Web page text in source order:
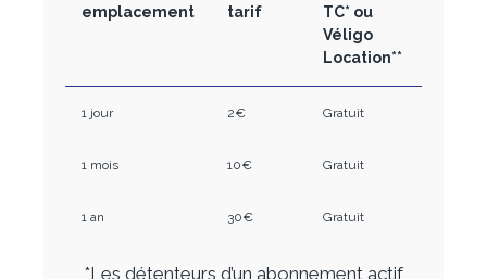
emplacement
tarif
TC* ou
Véligo
Location**
1 jour 2€ Gratuit
1 mois 10€ Gratuit
1 an 30€ Gratuit
*Les détenteurs d’un abonnement actif